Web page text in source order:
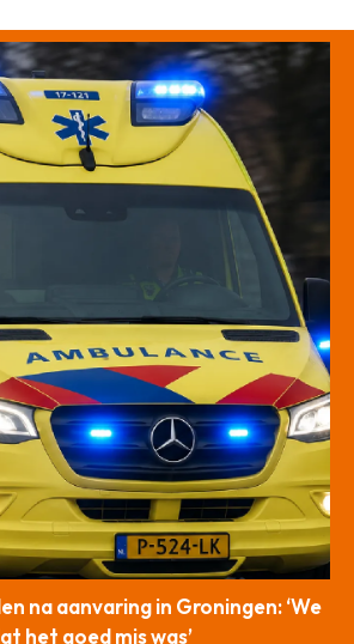
na aanvaring in Groningen: ‘We
het goed mis was’